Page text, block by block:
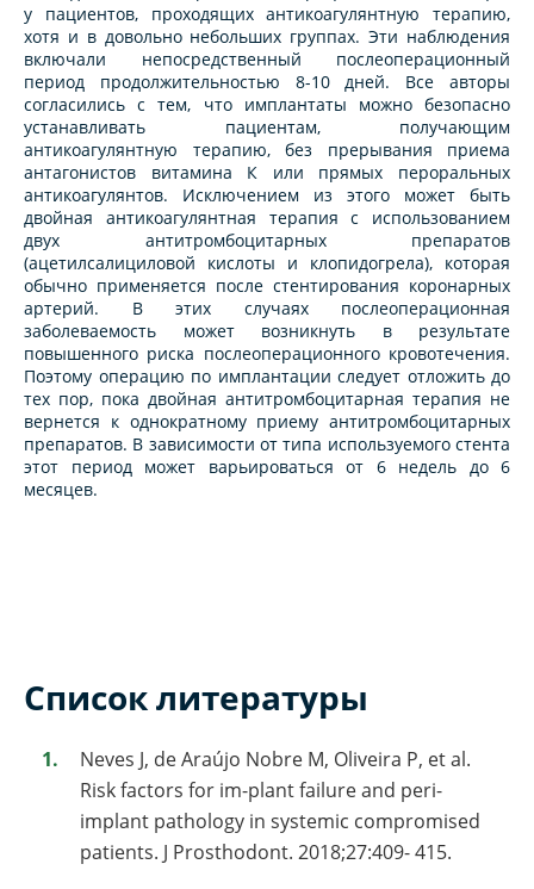
у пациентов, проходящих антикоагулянтную терапию,
хотя и в довольно небольших группах. Эти наблюдения
включали непосредственный послеоперационный
период продолжительностью 8-10 дней. Все авторы
согласились с тем, что имплантаты можно безопасно
устанавливать пациентам, получающим
антикоагулянтную терапию, без прерывания приема
антагонистов витамина К или прямых пероральных
антикоагулянтов. Исключением из этого может быть
двойная антикоагулянтная терапия с использованием
двух антитромбоцитарных препаратов
(ацетилсалициловой кислоты и клопидогрела), которая
обычно применяется после стентирования коронарных
артерий. В этих случаях послеоперационная
заболеваемость может возникнуть в результате
повышенного риска послеоперационного кровотечения.
Поэтому операцию по имплантации следует отложить до
тех пор, пока двойная антитромбоцитарная терапия не
вернется к однократному приему антитромбоцитарных
препаратов. В зависимости от типа используемого стента
этот период может варьироваться от 6 недель до 6
месяцев.
Список литературы
Neves J, de Araújo Nobre M, Oliveira P, et al.
Risk factors for im-plant failure and peri-
implant pathology in systemic compromised
patients. J Prosthodont. 2018;27:409- 415.